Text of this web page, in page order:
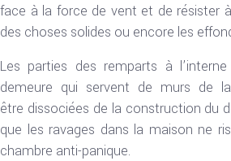
face à la force de vent et de résister
des choses solides ou encore les
Les parties des remparts à
demeure qui servent de murs de
être dissociées de la construction du
que les ravages dans la maison ne
chambre anti-panique.